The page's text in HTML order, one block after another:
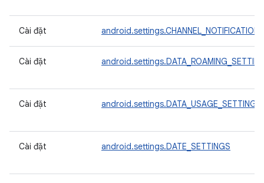
Cài đặt
Cài đặt
Cài đặt android.settings.DATA_USAGE_SETTINGS
Cài đặt android.settings.DATE_SETTINGS